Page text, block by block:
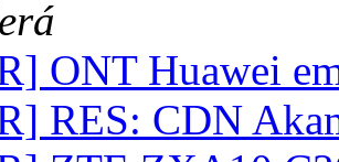
ONT Huawei
RES: CDN